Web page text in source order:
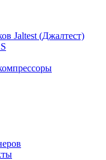
Jaltest (Джалтест)